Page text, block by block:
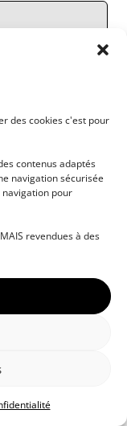
des cookies c'est pour
contenus adaptés
navigation sécurisée
pour
revendues à des
• Paris •